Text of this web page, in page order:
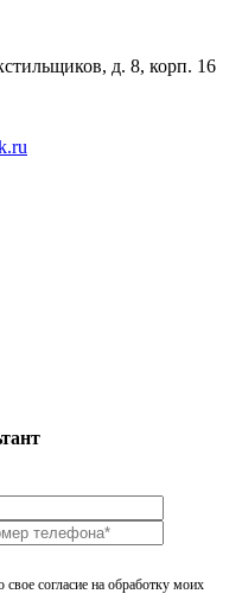
д. 8, корп. 16
согласие на обработку моих